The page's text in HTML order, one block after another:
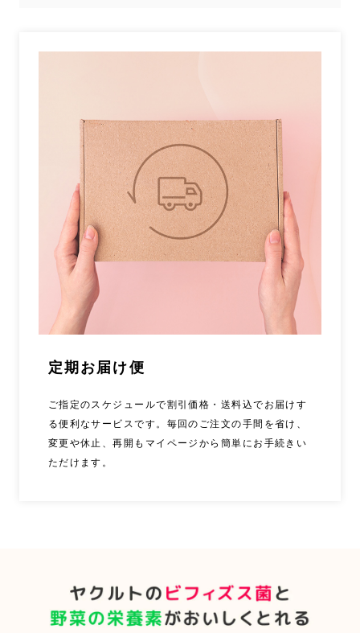
定期お届け便
ご指定のスケジュールで割引価格・送料込でお届けす
る便利なサービスです。毎回のご注文の手間を省け、
変更や休止、再開もマイページから簡単にお手続きい
ただけます。